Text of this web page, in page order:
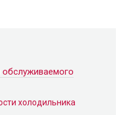
холодильника